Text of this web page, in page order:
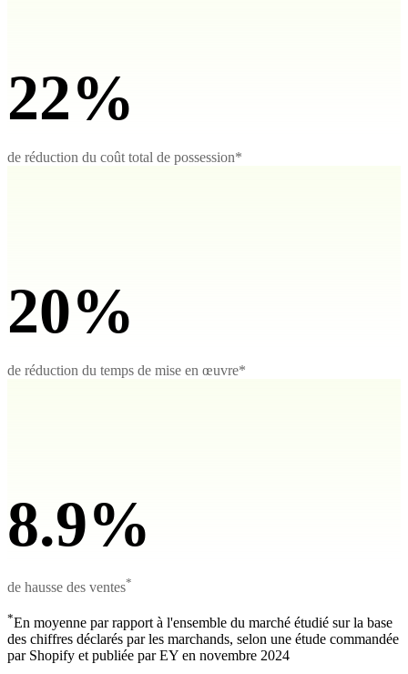
22%
de réduction du coût total de possession*
20%
de réduction du temps de mise en œuvre*
8.9%
de hausse des ventes*
*En moyenne par rapport à l'ensemble du marché étudié sur la base
des chiffres déclarés par les marchands, selon une étude commandée
par Shopify et publiée par EY en novembre 2024